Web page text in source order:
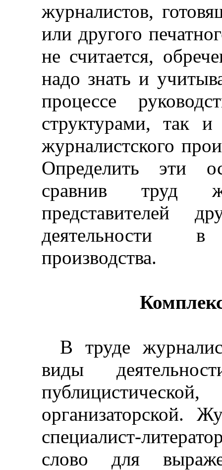
журналистов,
или другого
не считается,
надо знать и
процессе
структурами, так
журналистского
Определить эти
сравнив труд
представителей
деятельности
производства.
В труде
виды
организаторской.
специалист-
слово для